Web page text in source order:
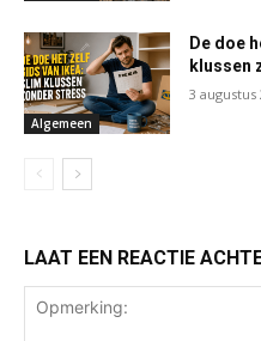
Algemeen
De doe
klussen
3 augustus
LAAT EEN REACTIE